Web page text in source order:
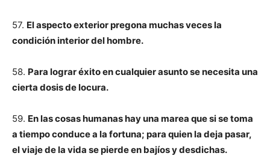
57. El aspecto exterior pregona muchas veces la
condición interior del hombre.
58. Para lograr éxito en cualquier asunto se necesita una
cierta dosis de locura.
59. En las cosas humanas hay una marea que si se toma
a tiempo conduce a la fortuna; para quien la deja pasar,
el viaje de la vida se pierde en bajíos y desdichas.